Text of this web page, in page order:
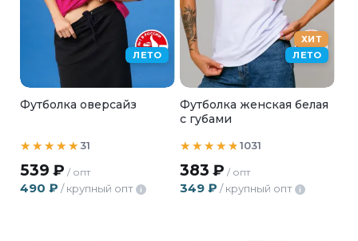
ЛЕТО
Футболка оверсайз
31
539 ₽ / опт
490 ₽ / крупный опт i
ХИТ
ЛЕТО
Футболка женская белая
с губами
1031
383 ₽ / опт
349 ₽ / крупный опт i